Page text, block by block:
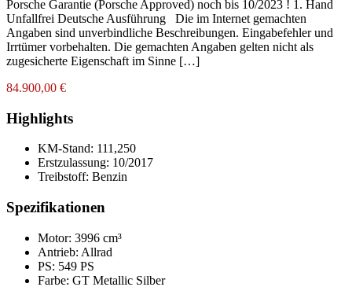
Porsche Garantie (Porsche Approved) noch bis 10/2023 ! 1. Hand
Unfallfrei Deutsche Ausführung Die im Internet gemachten
Angaben sind unverbindliche Beschreibungen. Eingabefehler und
Irrtümer vorbehalten. Die gemachten Angaben gelten nicht als
zugesicherte Eigenschaft im Sinne […]
84.900,00 €
Highlights
KM-Stand: 111,250
Erstzulassung: 10/2017
Treibstoff: Benzin
Spezifikationen
Motor: 3996 cm³
Antrieb: Allrad
PS: 549 PS
Farbe: GT Metallic Silber